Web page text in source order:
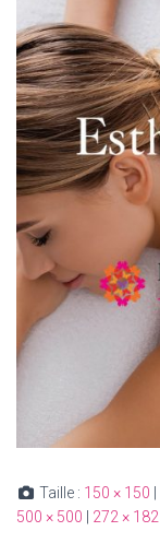
Taille : 150 × 150
500 × 500
272 × 182